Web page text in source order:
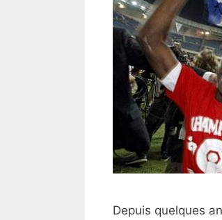
Depuis quelques